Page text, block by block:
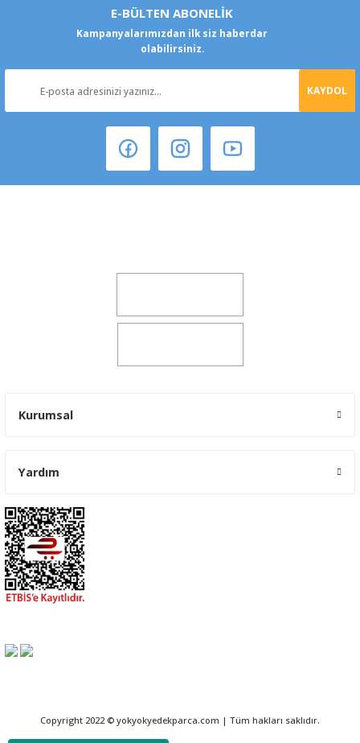
E-BÜLTEN ABONELİK
Kampanyalarımızdan ilk siz haberdar
olabilirsiniz.
KAYDOL
Kurumsal
Yardım
Copyright 2022 © yokyokyedekparca.com | Tüm hakları saklıdır.